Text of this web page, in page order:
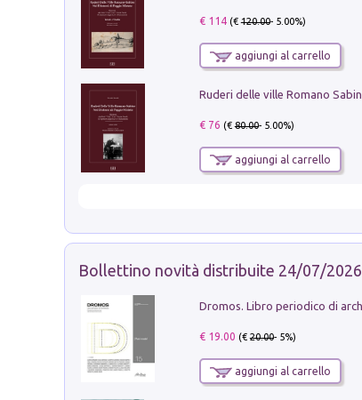
€ 114(€120.00- 5.00%)
aggiungi al carrello
€ 76 (€80.00- 5.00%)
aggiungi al carrello
Bollettino novità distribuite 24/07/2026
€ 19.00 (€20.00- 5%)
aggiungi al carrello